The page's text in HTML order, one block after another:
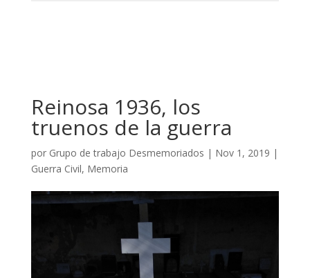
Reinosa 1936, los
truenos de la guerra
por Grupo de trabajo Desmemoriados | Nov 1, 2019 |
Guerra Civil, Memoria